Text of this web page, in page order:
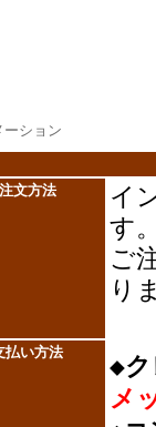
ーション
文方法
イ
す
ご
り
払い方法
◆
メ